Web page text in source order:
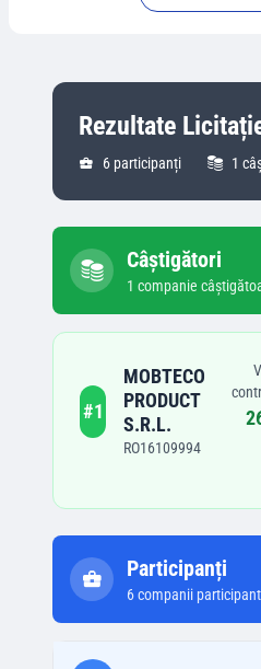
Rezultate
6 participanți 1
Câștigători
1 companie
#1
MOBTECO
PRODUCT
S.R.L.
RO16109994
Participanți
6companii